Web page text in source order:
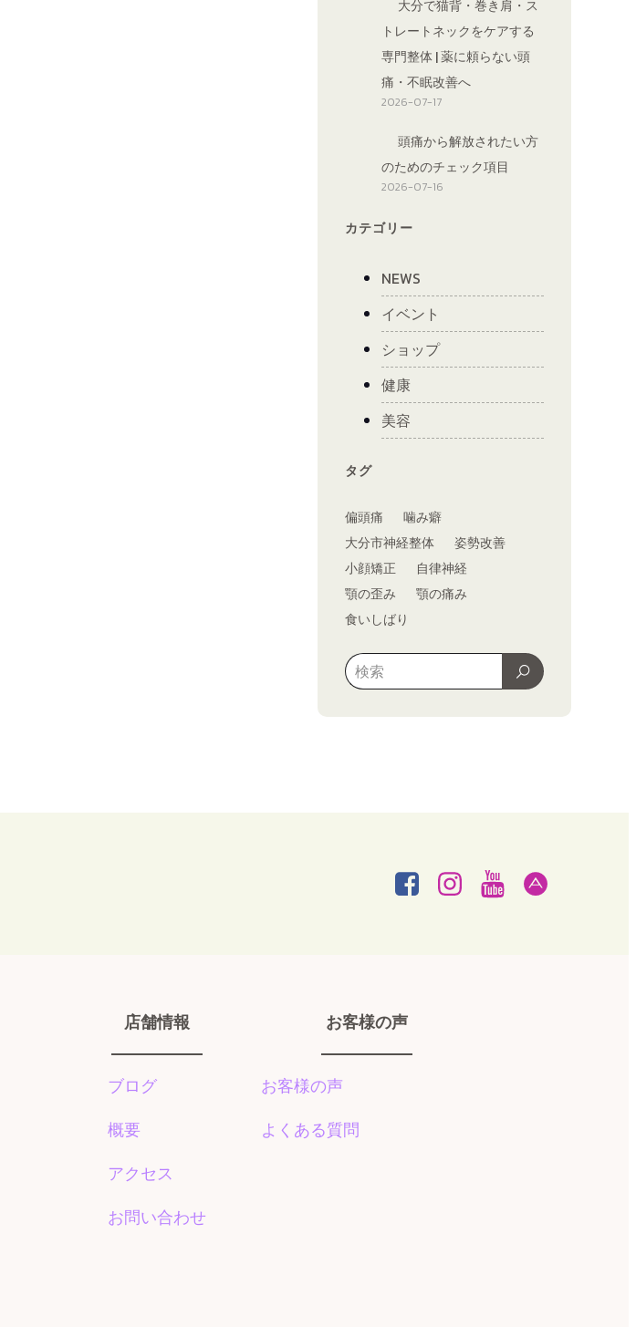
大分で猫背・巻き肩・ス
トレートネックをケアする
専門整体 | 薬に頼らない頭
痛・不眠改善へ
2026-07-17
頭痛から解放されたい方
のためのチェック項目
2026-07-16
カテゴリー
NEWS
イベント
ショップ
健康
美容
タグ
偏頭痛
噛み癖
大分市神経整体
姿勢改善
小顔矯正
自律神経
顎の歪み
顎の痛み
食いしばり
店舗情報
ブログ
概要
アクセス
お問い合わせ
お客様の声
お客様の声
よくある質問